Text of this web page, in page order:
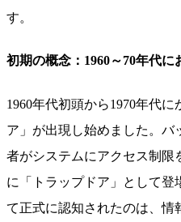
す。
初期の概念：1960～70年代
1960年代初頭から1970年代
ア」が出現し始めました。バ
者がシステムにアクセス制限
に「トラップドア」として登
て正式に認知されたのは、情